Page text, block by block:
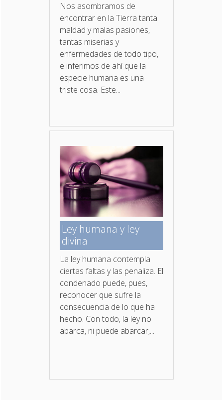
Nos asombramos de
encontrar en la Tierra tanta
maldad y malas pasiones,
tantas miserias y
enfermedades de todo tipo,
e inferimos de ahí que la
especie humana es una
triste cosa. Este...
Ley humana y ley
divina
La ley humana contempla
ciertas faltas y las penaliza. El
condenado puede, pues,
reconocer que sufre la
consecuencia de lo que ha
hecho. Con todo, la ley no
abarca, ni puede abarcar,...